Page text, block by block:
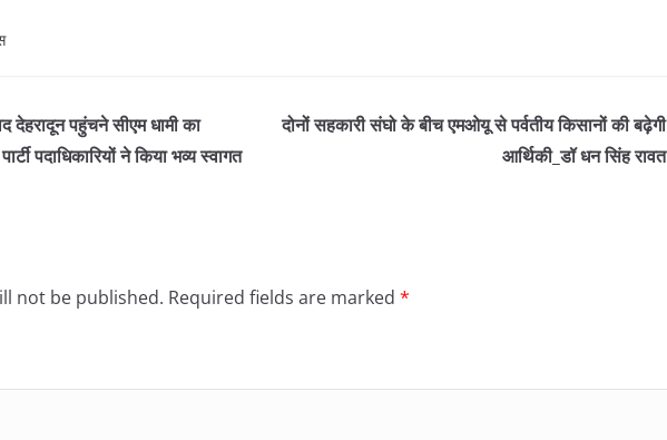
देहरादून पहुंचने सीएम धामी का
पदाधिकारियों ने किया भव्य स्वागत
दोनों सहकारी संघो के बीच एमओयू से पर्वतीय किसानों की बढ़ेगी
आर्थिकी_डॉ धन सिंह रावत
not be published. Required fields are marked *